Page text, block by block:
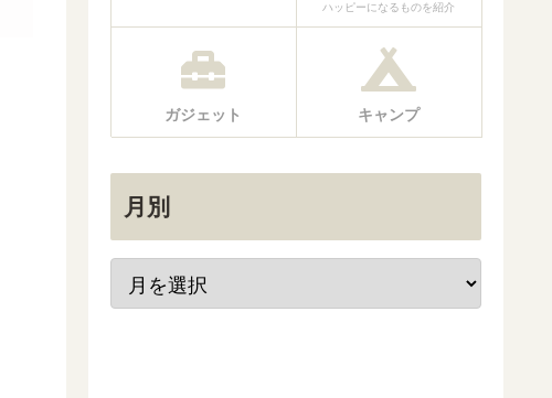
ハッピーになるものを紹介
ガジェット キャンプ
月別